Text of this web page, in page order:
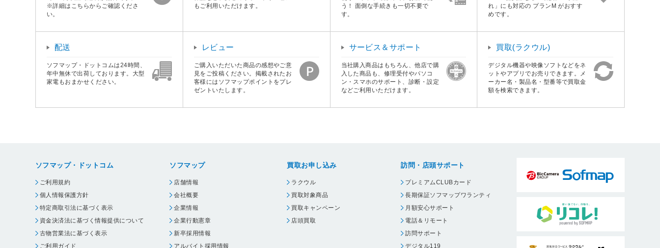
※詳細はこちらからご確認くださ
い。
もご利用いただけます。
う！ 面倒な手続きも一切不要で
す。
れ」にも対応の プランM がおすす
めです。
配送
ソフマップ・ドットコムは24時間、
年中無休で出荷しております。大型
家電もおまかせください。
レビュー
ご購入いただいた商品の感想やご意
見をご投稿ください。掲載されたお
客様にはソフマップポイントをプレ
ゼントいたします。
サービス＆サポート
当社購入商品はもちろん、他店で購
入した商品も、修理受付やパソコ
ン・スマホのサポート、診断・設定
などご利用いただけます。
買取(ラクウル)
デジタル機器や映像ソフトなどをネ
ットやアプリでお売りできます。メ
ーカー名・製品名・型番等で買取金
額を検索できます。
ソフマップ・ドットコム
ご利用規約
個人情報保護方針
特定商取引法に基づく表示
資金決済法に基づく情報提供について
古物営業法に基づく表示
ご利用ガイド
ソフマップ
店舗情報
会社概要
企業情報
企業行動憲章
新卒採用情報
アルバイト採用情報
買取お申し込み
ラクウル
買取対象商品
買取キャンペーン
店頭買取
訪問・店頭サポート
プレミアムCLUBカード
長期保証ソフマップワランティ
月額安心サポート
電話＆リモート
訪問サポート
デジタル119